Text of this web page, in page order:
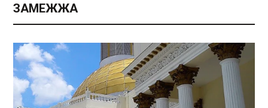
ЗАМЕЖЖА